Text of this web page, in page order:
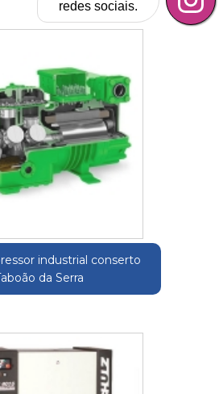
industrial conserto
da Serra
redes sociais.